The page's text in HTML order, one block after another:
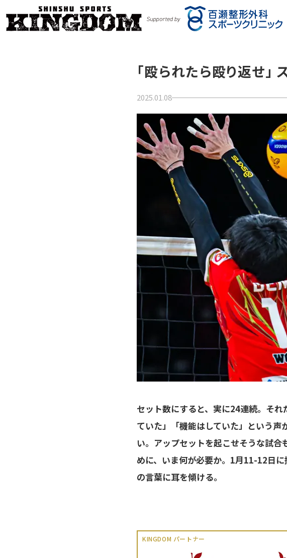
「殴られたら殴り返せ
2025.01.08
セット数にすると、実に24連続。そ
ていた」「機能はしていた」という
い。アップセットを起こせそうな試合
めに、いま何が必要か。1月11-12日
の言葉に耳を傾ける。
KINGDOM パートナー